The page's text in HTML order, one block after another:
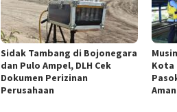
Sidak Tambang di Bojonegara
dan Pulo Ampel, DLH Cek
Dokumen Perizinan
Perusahaan
Kota
Aman